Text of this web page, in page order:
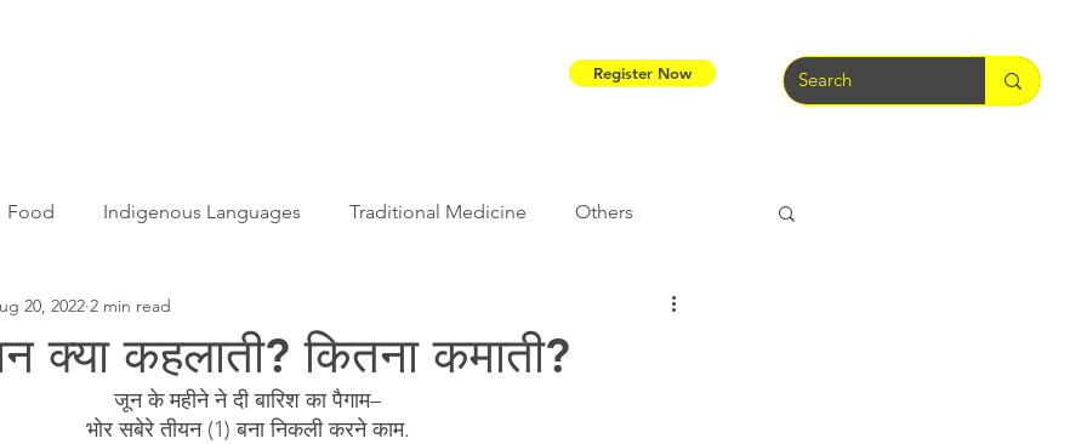
Register Now
Food Indigenous Languages Traditional Medicine Others
women Tribal Warriors
Folklore Tribal History Festivals
क्या कहलाती? कितना कमाती?
20, 2022 2 min read
जून के महीने ने दी बारिश का पैगाम–
भोर सबेरे तीयन (1) बना निकली करने काम.